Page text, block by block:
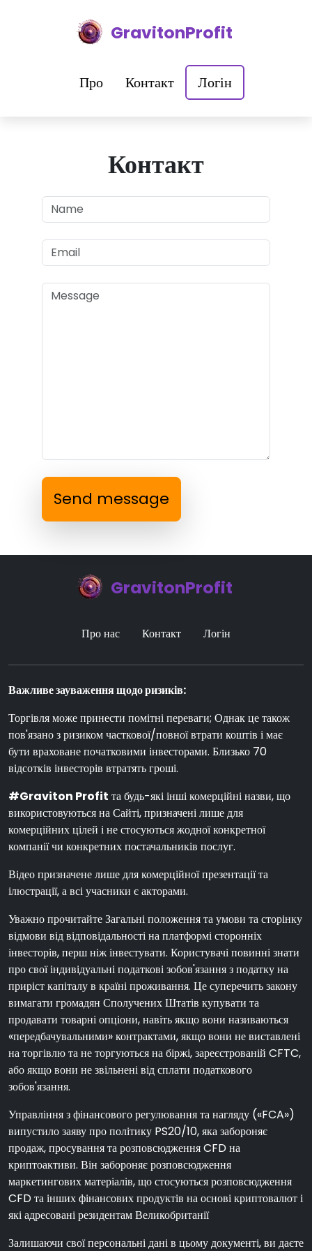
GravitonProfit
Про Контакт Логін
Контакт
Send message
GravitonProfit
Про нас Контакт Логін
Важливе зауваження щодо ризиків:
Торгівля може принести помітні переваги; Однак це також
пов'язано з ризиком часткової/повної втрати коштів і має
бути враховане початковими інвесторами. Близько 70
відсотків інвесторів втратять гроші.
#Graviton Profit та будь-які інші комерційні назви, що
використовуються на Сайті, призначені лише для
комерційних цілей і не стосуються жодної конкретної
компанії чи конкретних постачальників послуг.
Відео призначене лише для комерційної презентації та
ілюстрації, а всі учасники є акторами.
Уважно прочитайте Загальні положення та умови та сторінку
відмови від відповідальності на платформі сторонніх
інвесторів, перш ніж інвестувати. Користувачі повинні знати
про свої індивідуальні податкові зобов'язання з податку на
приріст капіталу в країні проживання. Це суперечить закону
вимагати громадян Сполучених Штатів купувати та
продавати товарні опціони, навіть якщо вони називаються
«передбачувальними» контрактами, якщо вони не виставлені
на торгівлю та не торгуються на біржі, зареєстрованій CFTC,
або якщо вони не звільнені від сплати податкового
зобов'язання.
Управління з фінансового регулювання та нагляду («FCA»)
випустило заяву про політику PS20/10, яка забороняє
продаж, просування та розповсюдження CFD на
криптоактиви. Він забороняє розповсюдження
маркетингових матеріалів, що стосуються розповсюдження
CFD та інших фінансових продуктів на основі криптовалют і
які адресовані резидентам Великобританії
Залишаючи свої персональні дані в цьому документі, ви даєте